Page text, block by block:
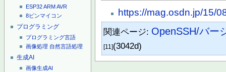
ESP32ARMAVR
8ピンマイコン
プログラミング
プログラミング言語
画像処理 自然言語処理
生成AI
画像生成AI
https://mag.osdn.jp/15/
関連ページ: OpenSSH/バー
[11](3042d)